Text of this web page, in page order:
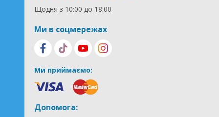
Щодня з 10:00 до 18:00
Ми в соцмережах
Ми приймаємо:
Допомога: